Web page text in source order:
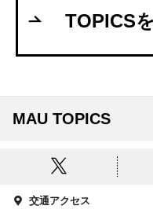
TOPICS
MAU TOPICS
交通アクセス